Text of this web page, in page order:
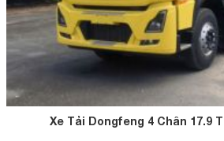
Xe Tải Dongfeng 4 Chân 17.9